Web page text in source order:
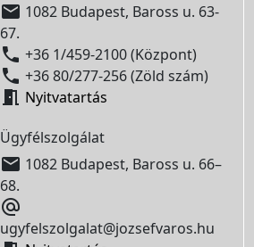
 1082 Budapest, Baross u. 63-
67.
 +36 1/459-2100 (Központ)
 +36 80/277-256 (Zöld szám)
 Nyitvatartás
Ügyfélszolgálat
 1082 Budapest, Baross u. 66–
68.

ugyfelszolgalat@jozsefvaros.hu